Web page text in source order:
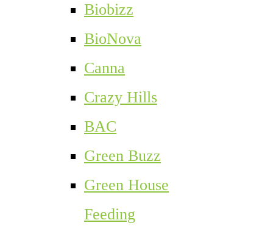
Biobizz
BioNova
Canna
Crazy Hills
BAC
Green Buzz
Green House
Feeding